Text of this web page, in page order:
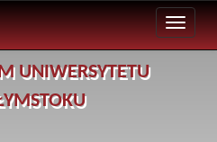
UNIWERSYTETU